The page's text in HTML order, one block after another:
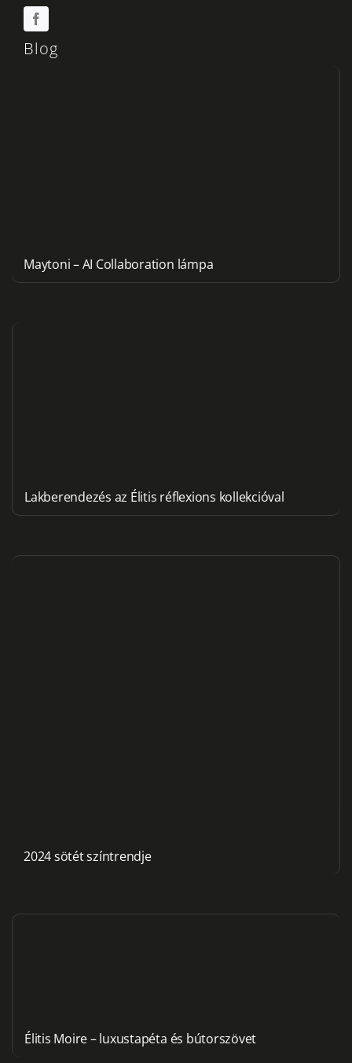
Blog
Maytoni – AI Collaboration lámpa
Lakberendezés az Élitis réflexions kollekcióval
2024 sötét színtrendje
Élitis Moire – luxustapéta és bútorszövet